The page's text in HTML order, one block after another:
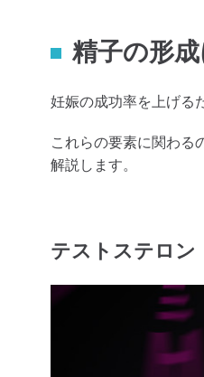
精子の形
妊娠の成功率を上げる
これらの要素に関わる
解説します。
テストステロン